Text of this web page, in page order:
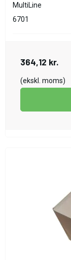
MultiLine
6701
364,12 kr.
(ekskl. moms)